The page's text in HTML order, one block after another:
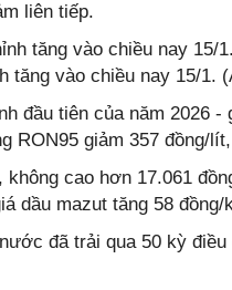
liên tiếp.
tăng vào chiều nay 15/1.
đầu tiên của năm 2026
RON95 giảm 357 đồng/
cao hơn 17.061
dầu mazut tăng 58
đã trải qua 50 kỳ